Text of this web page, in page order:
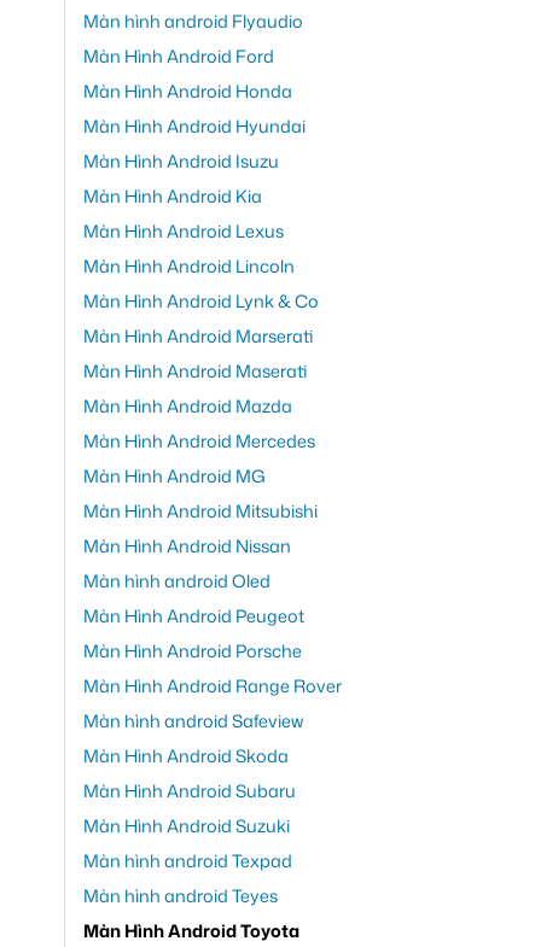
Màn hình android Flyaudio
Màn Hình Android Ford
Màn Hình Android Honda
Màn Hình Android Hyundai
Màn Hình Android Isuzu
Màn Hình Android Kia
Màn Hình Android Lexus
Màn Hình Android Lincoln
Màn Hình Android Lynk & Co
Màn Hình Android Marserati
Màn Hình Android Maserati
Màn Hình Android Mazda
Màn Hình Android Mercedes
Màn Hình Android MG
Màn Hình Android Mitsubishi
Màn Hình Android Nissan
Màn hình android Oled
Màn Hình Android Peugeot
Màn Hình Android Porsche
Màn Hình Android Range Rover
Màn hình android Safeview
Màn Hình Android Skoda
Màn Hình Android Subaru
Màn Hình Android Suzuki
Màn hình android Texpad
Màn hình android Teyes
Màn Hình Android Toyota